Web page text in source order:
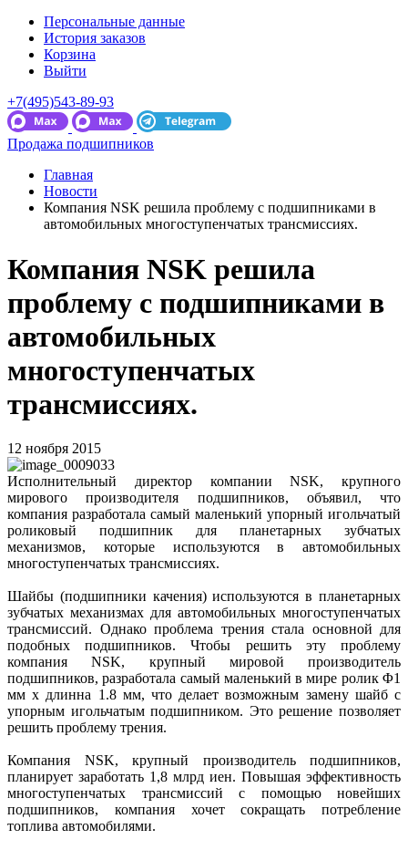
Персональные данные
История заказов
Корзина
Выйти
+7(495)543-89-93
Продажа подшипников
Главная
Новости
Компания NSK решила проблему с подшипниками в
автомобильных многоступенчатых трансмиссиях.
Компания NSK решила
проблему с подшипниками в
автомобильных
многоступенчатых
трансмиссиях.
12 ноября 2015
Исполнительный директор компании NSK, крупного
мирового производителя подшипников, объявил, что
компания разработала самый маленький упорный игольчатый
роликовый подшипник для планетарных зубчатых
механизмов, которые используются в автомобильных
многоступенчатых трансмиссиях.
Шайбы (подшипники качения) используются в планетарных
зубчатых механизмах для автомобильных многоступенчатых
трансмиссий. Однако проблема трения стала основной для
подобных подшипников. Чтобы решить эту проблему
компания NSK, крупный мировой производитель
подшипников, разработала самый маленький в мире ролик Φ1
мм x длинна 1.8 мм, что делает возможным замену шайб с
упорным игольчатым подшипником. Это решение позволяет
решить проблему трения.
Компания NSK, крупный производитель подшипников,
планирует заработать 1,8 млрд иен. Повышая эффективность
многоступенчатых трансмиссий с помощью новейших
подшипников, компания хочет сокращать потребление
топлива автомобилями.